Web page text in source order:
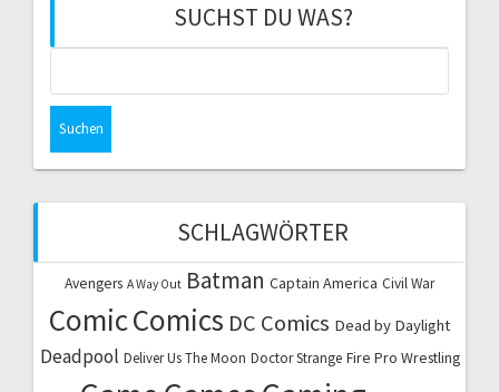
SUCHST DU WAS?
SCHLAGWÖRTER
Avengers A Way Out Batman Captain America Civil War
ComicComics DC Comics Dead by Daylight
Deadpool Deliver Us The Moon Doctor Strange Fire Pro Wrestling